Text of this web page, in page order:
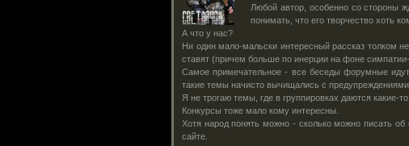
Любой автор, особенно со стороны
понимать, что его творчество хоть
А что у нас?
Ни один мало-мальски интересный рассказ толком
ставят (причем больше по инерции на фоне
Самое примечательное - все беседы форумные
такие темы начисто вычищались с предупреждениями
Я не трогаю темы, где в группировках даются какие-
Конкурсы тоже мало кому интересны.
Хотя народ понять можно - сколько можно писать
сайте.